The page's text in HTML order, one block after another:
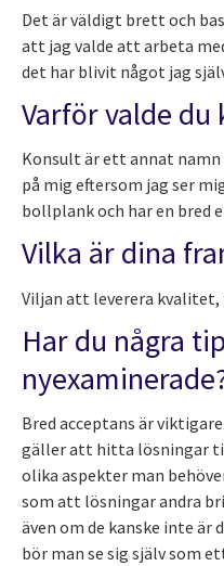
Det är väldigt brett och
att jag valde att arbeta
det har blivit något jag
Varför valde
Konsult är ett annat namn
på mig eftersom jag ser
bollplank och har en bred
Vilka är dina
Viljan att leverera
Har du några
Bred acceptans är
gäller att hitta lösningar
olika aspekter man
som att lösningar andra
även om de kanske inte är
bör man se sig själv som